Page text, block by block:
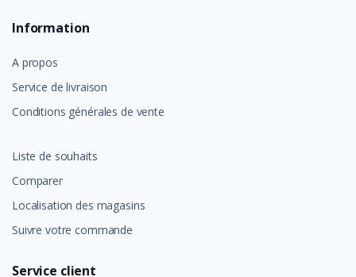
Information
A propos
Service de livraison
Conditions générales de vente
Liste de souhaits
Comparer
Localisation des magasins
Suivre votre commande
Service client